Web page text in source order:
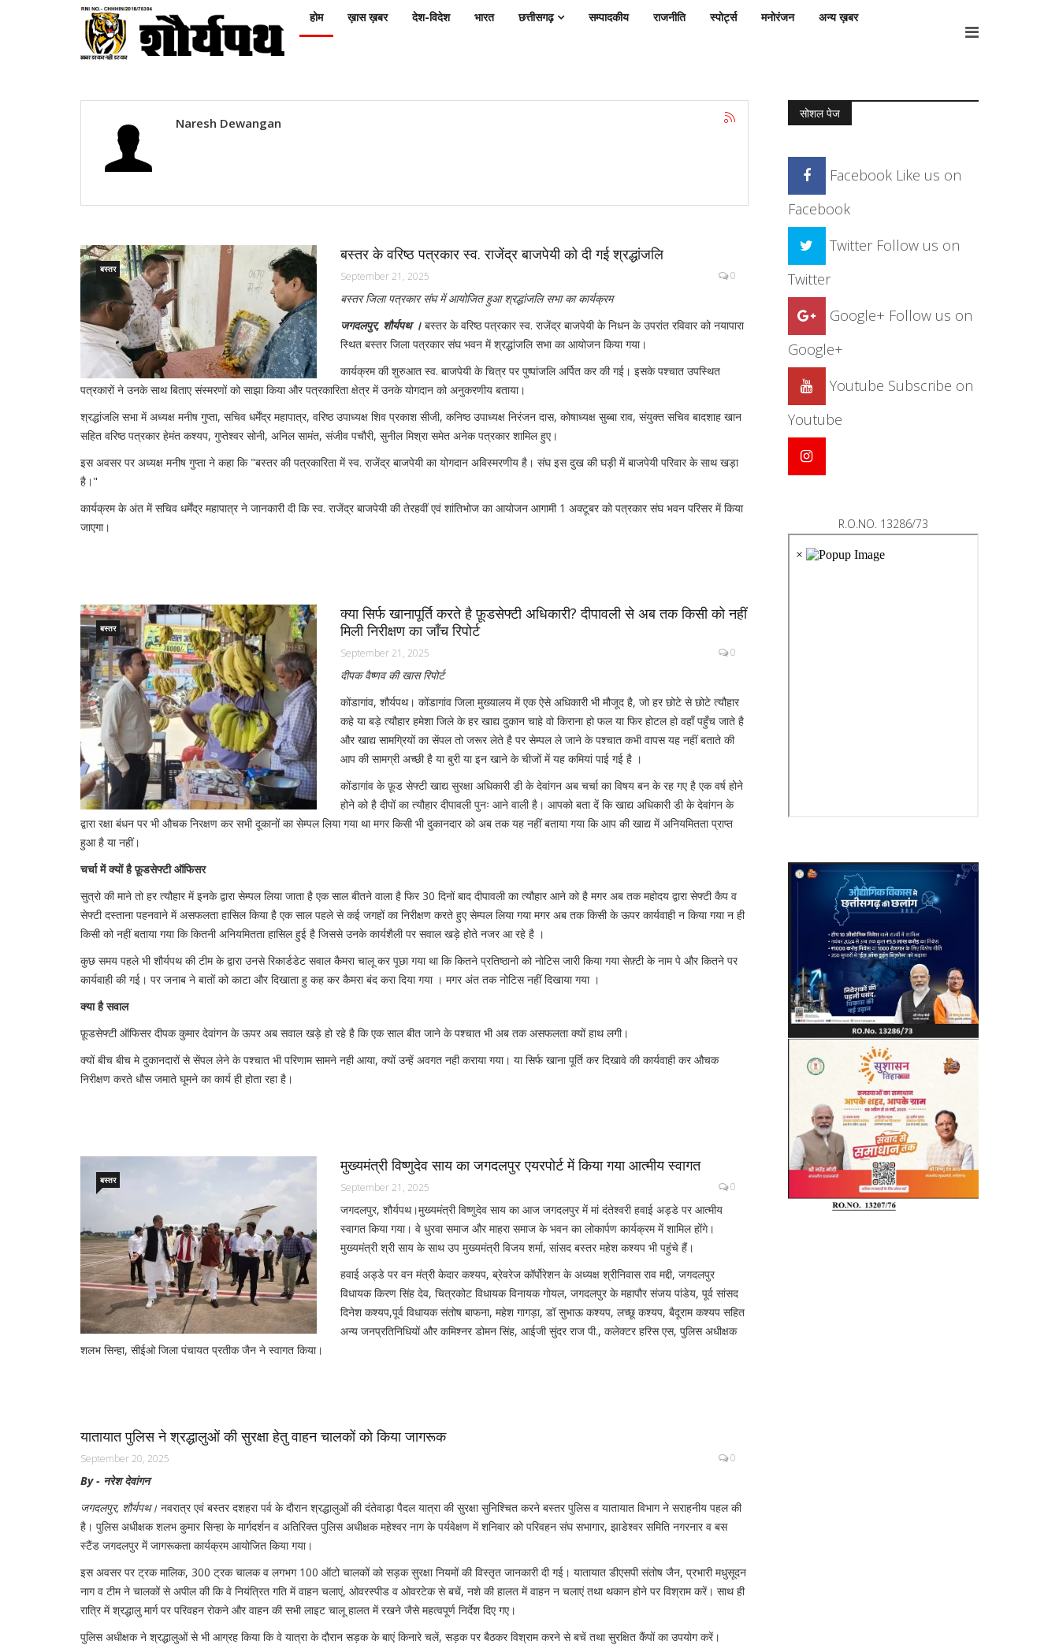
होम ख़ास ख़बर देश-विदेश भारत छत्तीसगढ़ सम्पादकीय राजनीति स्पोर्ट्स मनोरंजन अन्य ख़बर
Naresh Dewangan
बस्तर
बस्तर के वरिष्ठ पत्रकार स्व. राजेंद्र बाजपेयी को दी गई श्रद्धांजलि
September 21, 2025 0
बस्तर जिला पत्रकार संघ में आयोजित हुआ श्रद्धांजलि सभा का कार्यक्रम
जगदलपुर, शौर्यपथ । बस्तर के वरिष्ठ पत्रकार स्व. राजेंद्र बाजपेयी के निधन के उपरांत रविवार को नयापारा
स्थित बस्तर जिला पत्रकार संघ भवन में श्रद्धांजलि सभा का आयोजन किया गया।
कार्यक्रम की शुरुआत स्व. बाजपेयी के चित्र पर पुष्पांजलि अर्पित कर की गई। इसके पश्चात उपस्थित
पत्रकारों ने उनके साथ बिताए संस्मरणों को साझा किया और पत्रकारिता क्षेत्र में उनके योगदान को अनुकरणीय बताया।
श्रद्धांजलि सभा में अध्यक्ष मनीष गुप्ता, सचिव धर्मेंद्र महापात्र, वरिष्ठ उपाध्यक्ष शिव प्रकाश सीजी, कनिष्ठ उपाध्यक्ष निरंजन दास, कोषाध्यक्ष सुब्बा राव, संयुक्त सचिव बादशाह खान
सहित वरिष्ठ पत्रकार हेमंत कश्यप, गुप्तेश्वर सोनी, अनिल सामंत, संजीव पचौरी, सुनील मिश्रा समेत अनेक पत्रकार शामिल हुए।
इस अवसर पर अध्यक्ष मनीष गुप्ता ने कहा कि "बस्तर की पत्रकारिता में स्व. राजेंद्र बाजपेयी का योगदान अविस्मरणीय है। संघ इस दुख की घड़ी में बाजपेयी परिवार के साथ खड़ा
है।"
कार्यक्रम के अंत में सचिव धर्मेंद्र महापात्र ने जानकारी दी कि स्व. राजेंद्र बाजपेयी की तेरहवीं एवं शांतिभोज का आयोजन आगामी 1 अक्टूबर को पत्रकार संघ भवन परिसर में किया
जाएगा।
बस्तर
क्या सिर्फ खानापूर्ति करते है फ़ूडसेफ्टी अधिकारी? दीपावली से अब तक किसी को नहीं
मिली निरीक्षण का जाँच रिपोर्ट
September 21, 2025 0
दीपक वैष्णव की खास रिपोर्ट
कोंडागांव, शौर्यपथ। कोंडागांव जिला मुख्यालय में एक ऐसे अधिकारी भी मौजूद है, जो हर छोटे से छोटे त्यौहार
कहे या बड़े त्यौहार हमेशा जिले के हर खाद्य दुकान चाहे वो किराना हो फल या फिर होटल हो वहाँ पहुँच जाते है
और खाद्य सामग्रियों का सेंपल तो जरूर लेते है पर सेम्पल ले जाने के पश्चात कभी वापस यह नहीं बताते की
आप की सामग्री अच्छी है या बुरी या इन खाने के चीजों में यह कमियां पाई गई है ।
कोंडागांव के फ़ूड सेफ्टी खाद्य सुरक्षा अधिकारी डी के देवांगन अब चर्चा का विषय बन के रह गए है एक वर्ष होने
होने को है दीपों का त्यौहार दीपावली पुनः आने वाली है। आपको बता दें कि खाद्य अधिकारी डी के देवांगन के
द्वारा रक्षा बंधन पर भी औचक निरक्षण कर सभी दूकानों का सेम्पल लिया गया था मगर किसी भी दुकानदार को अब तक यह नहीं बताया गया कि आप की खाद्य में अनियमितता प्राप्त
हुआ है या नहीं।
चर्चा में क्यों है फ़ूडसेफ्टी ऑफिसर
सुत्रो की माने तो हर त्यौहार में इनके द्वारा सेम्पल लिया जाता है एक साल बीतने वाला है फिर 30 दिनों बाद दीपावली का त्यौहार आने को है मगर अब तक महोदय द्वारा सेफ्टी कैप व
सेफ्टी दस्ताना पहनवाने में असफलता हासिल किया है एक साल पहले से कई जगहों का निरीक्षण करते हुए सेम्पल लिया गया मगर अब तक किसी के ऊपर कार्यवाही न किया गया न ही
किसी को नहीं बताया गया कि कितनी अनियमितता हासिल हुई है जिससे उनके कार्यशैली पर सवाल खड़े होते नजर आ रहे है ।
कुछ समय पहले भी शौर्यपथ की टीम के द्वारा उनसे रिकार्डडेट सवाल कैमरा चालू कर पूछा गया था कि कितने प्रतिष्ठानो को नोटिस जारी किया गया सेफ़्टी के नाम पे और कितने पर
कार्यवाही की गई। पर जनाब ने बातों को काटा और दिखाता हु कह कर कैमरा बंद करा दिया गया । मगर अंत तक नोटिस नहीं दिखाया गया ।
क्या है सवाल
फ़ूडसेफ्टी ऑफिसर दीपक कुमार देवांगन के ऊपर अब सवाल खड़े हो रहे है कि एक साल बीत जाने के पश्चात भी अब तक असफलता क्यों हाथ लगी।
क्यों बीच बीच मे दुकानदारों से सेंपल लेने के पश्चात भी परिणाम सामने नही आया, क्यों उन्हें अवगत नही कराया गया। या सिर्फ खाना पूर्ति कर दिखावे की कार्यवाही कर औचक
निरीक्षण करते धौस जमाते घूमने का कार्य ही होता रहा है।
बस्तर
मुख्यमंत्री विष्णुदेव साय का जगदलपुर एयरपोर्ट में किया गया आत्मीय स्वागत
September 21, 2025 0
जगदलपुर, शौर्यपथ।मुख्यमंत्री विष्णुदेव साय का आज जगदलपुर में मां दंतेश्वरी हवाई अड्डे पर आत्मीय
स्वागत किया गया। वे धुरवा समाज और माहरा समाज के भवन का लोकार्पण कार्यक्रम में शामिल होंगे।
मुख्यमंत्री श्री साय के साथ उप मुख्यमंत्री विजय शर्मा, सांसद बस्तर महेश कश्यप भी पहुंचे हैं।
​हवाई अड्डे पर वन मंत्री केदार कश्यप, ब्रेवरेज कॉर्पोरेशन के अध्यक्ष श्रीनिवास राव मद्दी, जगदलपुर
विधायक किरण सिंह देव, चित्रकोट विधायक विनायक गोयल, जगदलपुर के महापौर संजय पांडेय, पूर्व सांसद
दिनेश कश्यप,पूर्व विधायक संतोष बाफना, महेश गागड़ा, डॉ सुभाऊ कश्यप, लच्छू कश्यप, बैदूराम कश्यप सहित
अन्य जनप्रतिनिधियों और कमिश्नर डोमन सिंह, आईजी सुंदर राज पी., कलेक्टर हरिस एस, पुलिस अधीक्षक
शलभ सिन्हा, सीईओ जिला पंचायत प्रतीक जैन ने स्वागत किया।
यातायात पुलिस ने श्रद्धालुओं की सुरक्षा हेतु वाहन चालकों को किया जागरूक
September 20, 2025 0
By - नरेश देवांगन
जगदलपुर, शौर्यपथ। नवरात्र एवं बस्तर दशहरा पर्व के दौरान श्रद्धालुओं की दंतेवाड़ा पैदल यात्रा की सुरक्षा सुनिश्चित करने बस्तर पुलिस व यातायात विभाग ने सराहनीय पहल की
है। पुलिस अधीक्षक शलभ कुमार सिन्हा के मार्गदर्शन व अतिरिक्त पुलिस अधीक्षक महेश्वर नाग के पर्यवेक्षण में शनिवार को परिवहन संघ सभागार, झाडेश्वर समिति नगरनार व बस
स्टैंड जगदलपुर में जागरूकता कार्यक्रम आयोजित किया गया।
इस अवसर पर ट्रक मालिक, 300 ट्रक चालक व लगभग 100 ऑटो चालकों को सड़क सुरक्षा नियमों की विस्तृत जानकारी दी गई। यातायात डीएसपी संतोष जैन, प्रभारी मधुसूदन
नाग व टीम ने चालकों से अपील की कि वे नियंत्रित गति में वाहन चलाएं, ओवरस्पीड व ओवरटेक से बचें, नशे की हालत में वाहन न चलाएं तथा थकान होने पर विश्राम करें। साथ ही
रात्रि में श्रद्धालु मार्ग पर परिवहन रोकने और वाहन की सभी लाइट चालू हालत में रखने जैसे महत्वपूर्ण निर्देश दिए गए।
पुलिस अधीक्षक ने श्रद्धालुओं से भी आग्रह किया कि वे यात्रा के दौरान सड़क के बाएं किनारे चलें, सड़क पर बैठकर विश्राम करने से बचें तथा सुरक्षित कैंपों का उपयोग करें।
सोशल पेज
Facebook Like us on
Facebook
Twitter Follow us on
Twitter
Google+ Follow us on
Google+
Youtube Subscribe on
Youtube
R.O.NO. 13286/73